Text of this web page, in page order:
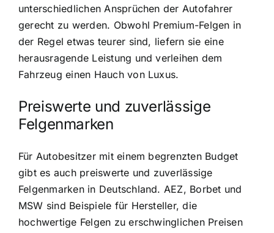
unterschiedlichen Ansprüchen der Autofahrer
gerecht zu werden. Obwohl Premium-Felgen in
der Regel etwas teurer sind, liefern sie eine
herausragende Leistung und verleihen dem
Fahrzeug einen Hauch von Luxus.
Preiswerte und zuverlässige
Felgenmarken
Für Autobesitzer mit einem begrenzten Budget
gibt es auch preiswerte und zuverlässige
Felgenmarken in Deutschland. AEZ, Borbet und
MSW sind Beispiele für Hersteller, die
hochwertige Felgen zu erschwinglichen Preisen